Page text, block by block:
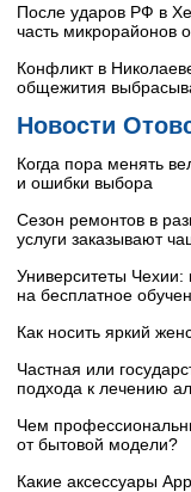
После ударов РФ в
часть микрорайонов
Конфликт в
общежития
Новости
Когда пора менять
и ошибки выбора
Сезон ремонтов в
услуги заказывают
Университеты Чехии:
на бесплатное
Как носить яркий
Частная или
подхода к лечению
Чем
от бытовой модели?
Какие аксессуары